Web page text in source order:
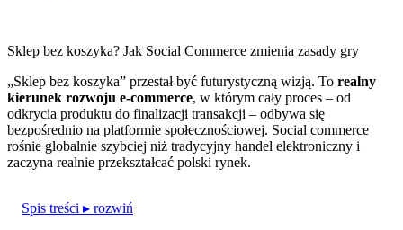
Sklep bez koszyka? Jak Social Commerce zmienia zasady gry
„Sklep bez koszyka” przestał być futurystyczną wizją. To realny
kierunek rozwoju e-commerce, w którym cały proces – od
odkrycia produktu do finalizacji transakcji – odbywa się
bezpośrednio na platformie społecznościowej. Social commerce
rośnie globalnie szybciej niż tradycyjny handel elektroniczny i
zaczyna realnie przekształcać polski rynek.
Spis treści ▸ rozwiń